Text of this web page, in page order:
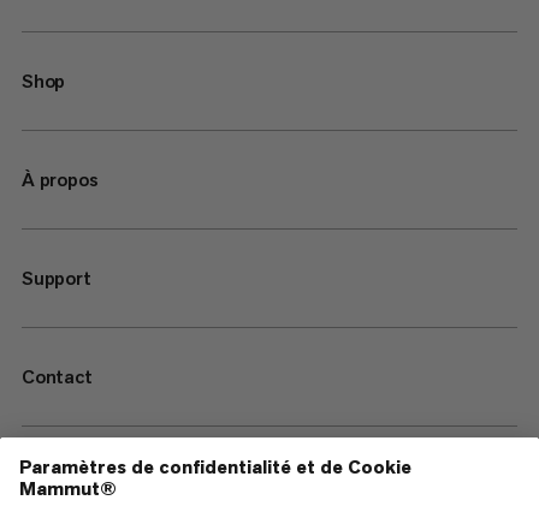
Shop
À propos
Support
Contact